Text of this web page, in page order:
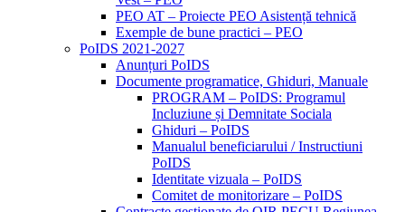
PEO AT – Proiecte PEO Asistență tehnică
Exemple de bune practici – PEO
PoIDS 2021-2027
Anunțuri PoIDS
Documente programatice, Ghiduri, Manuale
PROGRAM – PoIDS: Programul
Incluziune și Demnitate Sociala
Ghiduri – PoIDS
Manualul beneficiarului / Instructiuni
PoIDS
Identitate vizuala – PoIDS
Comitet de monitorizare – PoIDS